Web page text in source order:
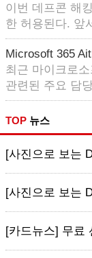
이번 데프콘 해
한 허용된다. 앞
Microsoft 365
최근 마이크로
관련된 주요 담
TOP 뉴스
[사진으로 보는
[사진으로 보는
[카드뉴스] 무료